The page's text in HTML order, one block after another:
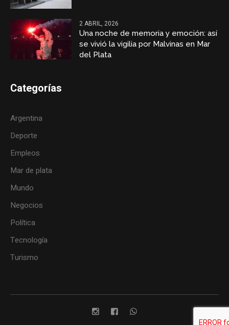
2 ABRIL, 2026
Una noche de memoria y emoción: así
se vivió la vigilia por Malvinas en Mar
del Plata
Categorías
Argentina
Deporte
Empleos
Mar de plata
Mundo
Negocios
Política
Tecnología
Turismo